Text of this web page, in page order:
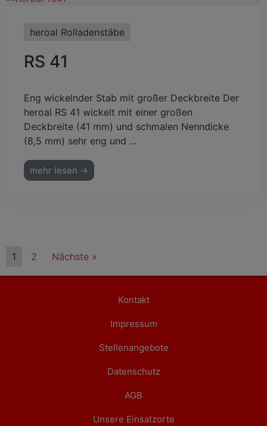
heroal Rolladenstäbe
RS 41
Eng wickelnder Stab mit großer Deckbreite Der
heroal RS 41 wickelt mit einer großen
Deckbreite (41 mm) und schmalen Nenndicke
(8,5 mm) sehr eng und ...
mehr lesen →
1 2 Nächste »
Kontakt
Impressum
Stellenangebote
Datenschutz
AGB
Unsere Einsatzorte